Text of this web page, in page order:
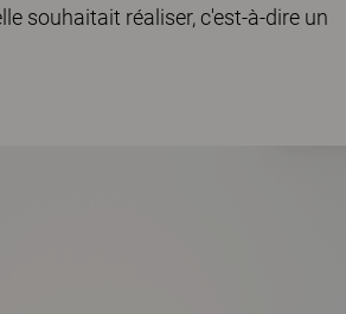
souhaitait réaliser, c'est-à-dire un